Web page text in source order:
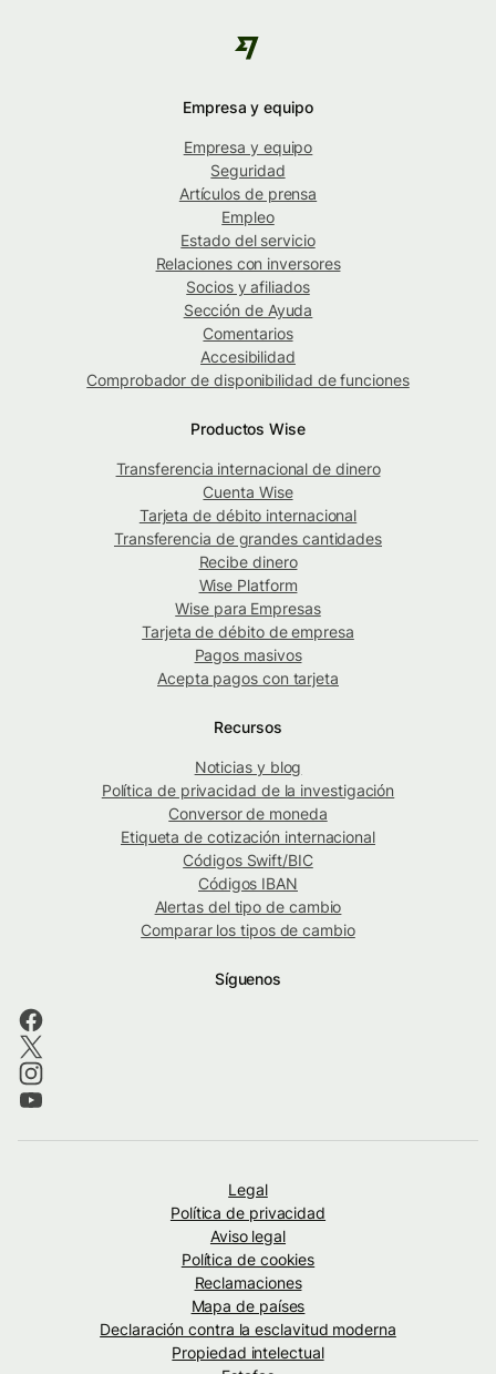
Empresa y equipo
Empresa y equipo
Seguridad
Artículos de prensa
Empleo
Estado del servicio
Relaciones con inversores
Socios y afiliados
Sección de Ayuda
Comentarios
Accesibilidad
Comprobador de disponibilidad de funciones
Productos Wise
Transferencia internacional de dinero
Cuenta Wise
Tarjeta de débito internacional
Transferencia de grandes cantidades
Recibe dinero
Wise Platform
Wise para Empresas
Tarjeta de débito de empresa
Pagos masivos
Acepta pagos con tarjeta
Recursos
Noticias y blog
Política de privacidad de la investigación
Conversor de moneda
Etiqueta de cotización internacional
Códigos Swift/BIC
Códigos IBAN
Alertas del tipo de cambio
Comparar los tipos de cambio
Síguenos
Legal
Política de privacidad
Aviso legal
Política de cookies
Reclamaciones
Mapa de países
Declaración contra la esclavitud moderna
Propiedad intelectual